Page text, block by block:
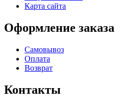
Карта сайта
Оформление заказа
Самовывоз
Оплата
Возврат
Контакты